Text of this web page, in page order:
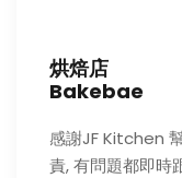
烘焙店
Bakebae
感謝JF Kitchen
責, 有問題都即時跟